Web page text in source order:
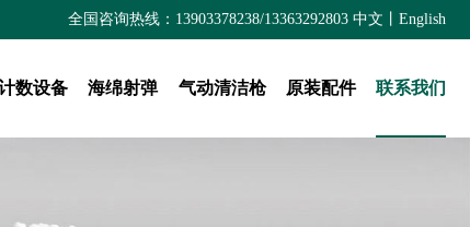
全国咨询热线：13903378238/13363292803 中文 English
数设备 海绵射弹 气动清洁枪 原装配件 联系我们